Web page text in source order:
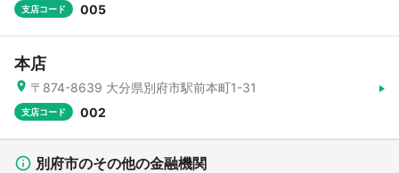
支店コード 005
本店
〒874-8639 大分県別府市駅前本町1-31
支店コード 002
別府市のその他の金融機関